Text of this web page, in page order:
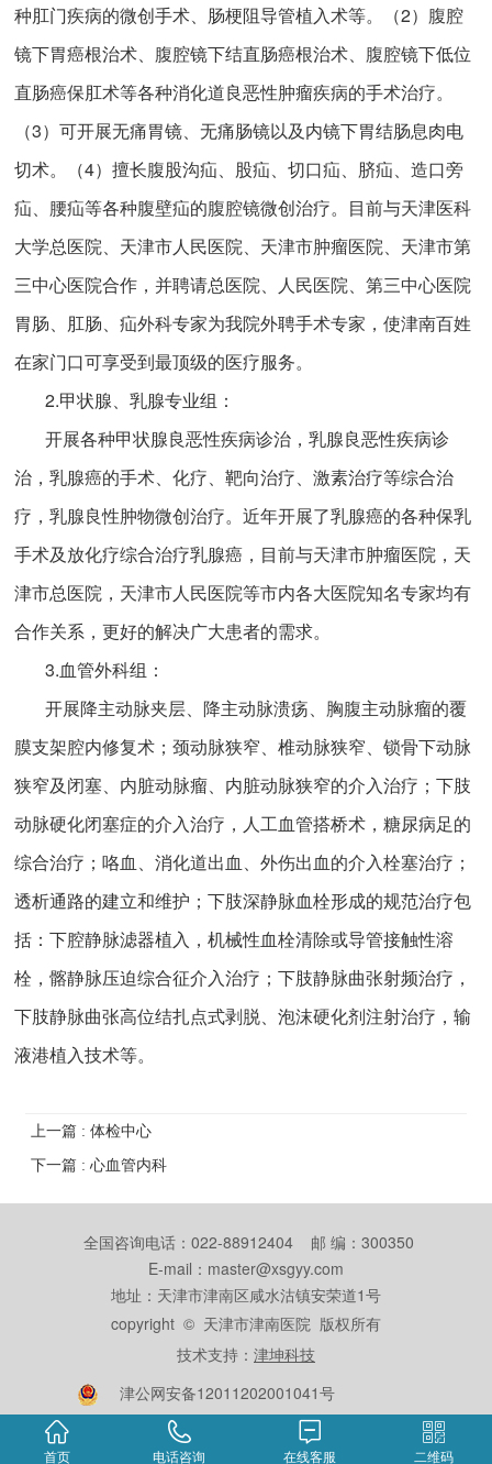
种肛门疾病的微创手术、肠梗阻导管植入术等。（2）腹腔
镜下胃癌根治术、腹腔镜下结直肠癌根治术、腹腔镜下低位
直肠癌保肛术等各种消化道良恶性肿瘤疾病的手术治疗。
（3）可开展无痛胃镜、无痛肠镜以及内镜下胃结肠息肉电
切术。（4）擅长腹股沟疝、股疝、切口疝、脐疝、造口旁
疝、腰疝等各种腹壁疝的腹腔镜微创治疗。目前与天津医科
大学总医院、天津市人民医院、天津市肿瘤医院、天津市第
三中心医院合作，并聘请总医院、人民医院、第三中心医院
胃肠、肛肠、疝外科专家为我院外聘手术专家，使津南百姓
在家门口可享受到最顶级的医疗服务。
2.甲状腺、乳腺专业组：
开展各种甲状腺良恶性疾病诊治，乳腺良恶性疾病诊
治，乳腺癌的手术、化疗、靶向治疗、激素治疗等综合治
疗，乳腺良性肿物微创治疗。近年开展了乳腺癌的各种保乳
手术及放化疗综合治疗乳腺癌，目前与天津市肿瘤医院，天
津市总医院，天津市人民医院等市内各大医院知名专家均有
合作关系，更好的解决广大患者的需求。
3.血管外科组：
开展降主动脉夹层、降主动脉溃疡、胸腹主动脉瘤的覆
膜支架腔内修复术；颈动脉狭窄、椎动脉狭窄、锁骨下动脉
狭窄及闭塞、内脏动脉瘤、内脏动脉狭窄的介入治疗；下肢
动脉硬化闭塞症的介入治疗，人工血管搭桥术，糖尿病足的
综合治疗；咯血、消化道出血、外伤出血的介入栓塞治疗；
透析通路的建立和维护；下肢深静脉血栓形成的规范治疗包
括：下腔静脉滤器植入，机械性血栓清除或导管接触性溶
栓，髂静脉压迫综合征介入治疗；下肢静脉曲张射频治疗，
下肢静脉曲张高位结扎点式剥脱、泡沫硬化剂注射治疗，输
液港植入技术等。
上一篇 : 体检中心
下一篇 : 心血管内科
全国咨询电话：022-88912404 邮 编：300350
E-mail：master@xsgyy.com
地址：天津市津南区咸水沽镇安荣道1号
copyright © 天津市津南医院 版权所有
技术支持： 津坤科技
津公网安备12011202001041号
首页 电话咨询 在线客服 二维码